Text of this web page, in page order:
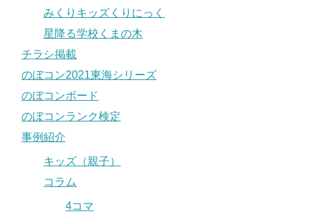
みくりキッズくりにっく
星降る学校くまの木
チラシ掲載
のぼコン2021東海シリーズ
のぼコンボード
のぼコンランク検定
事例紹介
キッズ（親子）
コラム
4コマ